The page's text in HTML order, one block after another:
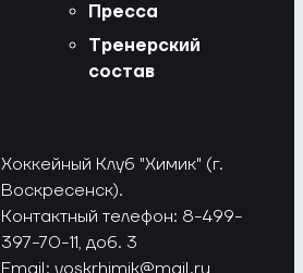
Пресса
Тренерский
состав
Хоккейный Клуб "Химик" (г.
Воскресенск).
Контактный телефон: 8-499-
397-70-11, доб. 3
Email: voskrhimik@mail.ru